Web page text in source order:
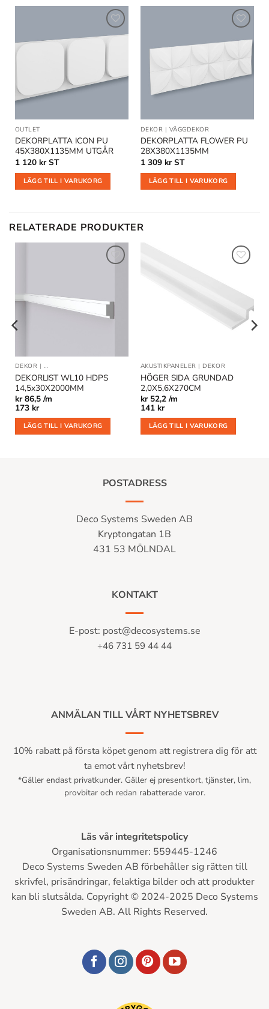
Lägg till
OUTLET
DEKORPLATTA ICON PU
45X380X1135MM UTGÅR
1 120 kr ST
LÄGG TILL I VARUKORG
önskelistan
DEKOR | VÄGGDEKOR
DEKORPLATTA FLOWER PU
28X380X1135MM
1 309 kr ST
LÄGG TILL I VARUKORG
RELATERADE PRODUKTER
önskelistan
DEKOR | DEKORLIST OCH VÄGGLISTER
DEKORLIST WL10 HDPS
14,5x30X2000MM
kr86,5 /m
173 kr
LÄGG TILL I VARUKORG
Lägg till
AKUSTIKPANELER | DEKOR
HÖGER SIDA GRUNDAD
2,0X5,6X270CM
kr52,2 /m
141 kr
LÄGG TILL I VARUKORG
POSTADRESS
Deco Systems Sweden AB
Kryptongatan 1B
431 53 MÖLNDAL
KONTAKT
E-post: post@decosystems.se
+46 731 59 44 44
ANMÄLAN TILL VÅRT NYHETSBREV
10% rabatt på första köpet genom att registrera dig för att
ta emot vårt nyhetsbrev!
*Gäller endast privatkunder. Gäller ej presentkort, tjänster, lim,
provbitar och redan rabatterade varor.
Läs vår integritetspolicy
Organisationsnummer: 559445-1246
Deco Systems Sweden AB förbehåller sig rätten till
skrivfel, prisändringar, felaktiga bilder och att produkter
kan bli slutsålda. Copyright © 2024-2025 Deco Systems
Sweden AB. All Rights Reserved.